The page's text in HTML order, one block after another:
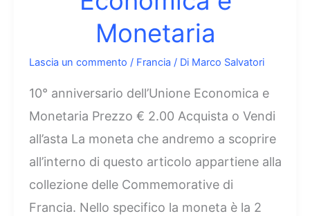
Monetaria
Lascia un commento / Francia / Di Marco Salvatori
10° anniversario dell’Unione Economica e
Monetaria Prezzo € 2.00 Acquista o Vendi
all’asta La moneta che andremo a scoprire
all’interno di questo articolo appartiene alla
collezione delle Commemorative di
Francia. Nello specifico la moneta è la 2